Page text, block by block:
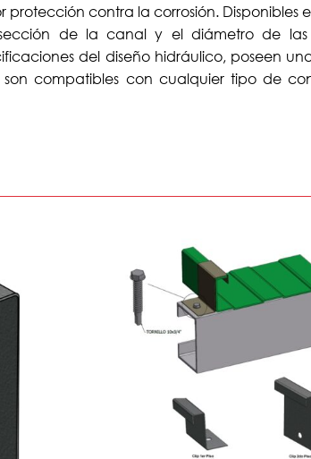
contra la corrosión. Disponibles
de la canal y el diámetro de las
del diseño hidráulico, poseen
compatibles con cualquier tipo de